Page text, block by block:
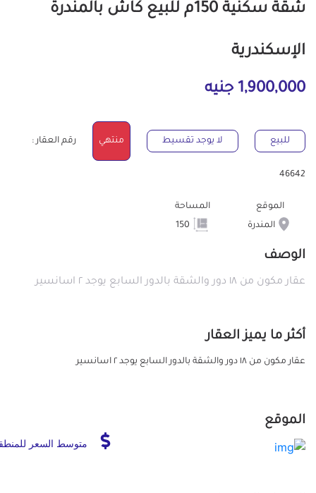
شقة سكنية 150م للبيع كاش بالمندرة
الإسكندرية
1,900,000 جنيه
للبيع لا يوجد تقسيط منتهي رقم العقار :
46642
الموقع
المندرة
المساحة
الوصف
عقار مكون من ١٨ دور والشقة بالدور السابع يوجد ٢ اسانسير
أكثر ما يميز العقار
عقار مكون من ١٨ دور والشقة بالدور السابع يوجد ٢ اسانسير
الموقع
متوسط السعر